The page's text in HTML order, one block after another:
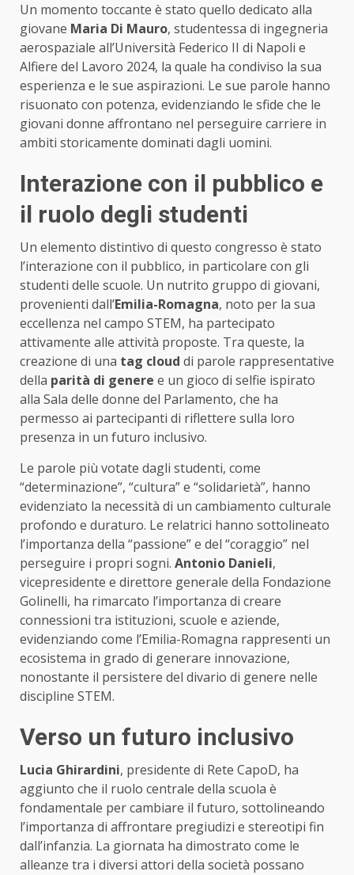
Un momento toccante è stato quello dedicato alla
giovane Maria Di Mauro, studentessa di ingegneria
aerospaziale all’Università Federico II di Napoli e
Alfiere del Lavoro 2024, la quale ha condiviso la sua
esperienza e le sue aspirazioni. Le sue parole hanno
risuonato con potenza, evidenziando le sfide che le
giovani donne affrontano nel perseguire carriere in
ambiti storicamente dominati dagli uomini.
Interazione con il pubblico e
il ruolo degli studenti
Un elemento distintivo di questo congresso è stato
l’interazione con il pubblico, in particolare con gli
studenti delle scuole. Un nutrito gruppo di giovani,
provenienti dall’Emilia-Romagna, noto per la sua
eccellenza nel campo STEM, ha partecipato
attivamente alle attività proposte. Tra queste, la
creazione di una tag cloud di parole rappresentative
della parità di genere e un gioco di selfie ispirato
alla Sala delle donne del Parlamento, che ha
permesso ai partecipanti di riflettere sulla loro
presenza in un futuro inclusivo.
Le parole più votate dagli studenti, come
“determinazione”, “cultura” e “solidarietà”, hanno
evidenziato la necessità di un cambiamento culturale
profondo e duraturo. Le relatrici hanno sottolineato
l’importanza della “passione” e del “coraggio” nel
perseguire i propri sogni. Antonio Danieli,
vicepresidente e direttore generale della Fondazione
Golinelli, ha rimarcato l’importanza di creare
connessioni tra istituzioni, scuole e aziende,
evidenziando come l’Emilia-Romagna rappresenti un
ecosistema in grado di generare innovazione,
nonostante il persistere del divario di genere nelle
discipline STEM.
Verso un futuro inclusivo
Lucia Ghirardini, presidente di Rete CapoD, ha
aggiunto che il ruolo centrale della scuola è
fondamentale per cambiare il futuro, sottolineando
l’importanza di affrontare pregiudizi e stereotipi fin
dall’infanzia. La giornata ha dimostrato come le
alleanze tra i diversi attori della società possano